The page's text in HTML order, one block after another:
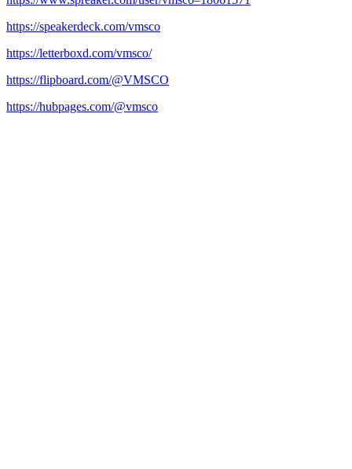
https://speakerdeck.com/vmsco
https://letterboxd.com/vmsco/
https://flipboard.com/@VMSCO
https://hubpages.com/@vmsco